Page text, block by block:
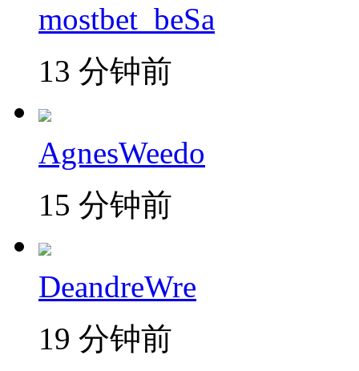
mostbet_beSa
13 分钟前
AgnesWeedo
15 分钟前
DeandreWre
19 分钟前